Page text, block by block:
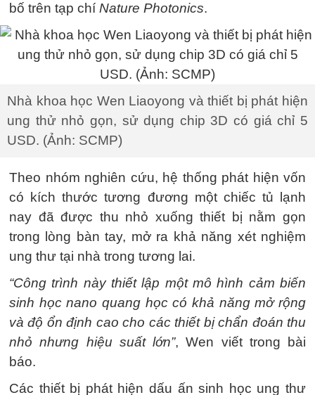
bố trên tạp chí Nature Photonics.
Nhà khoa học Wen Liaoyong và thiết bị phát hiện
ung thử nhỏ gọn, sử dụng chip 3D có giá chỉ 5
USD. (Ảnh: SCMP)
Theo nhóm nghiên cứu, hệ thống phát hiện vốn
có kích thước tương đương một chiếc tủ lạnh
nay đã được thu nhỏ xuống thiết bị nằm gọn
trong lòng bàn tay, mở ra khả năng xét nghiệm
ung thư tại nhà trong tương lai.
“Công trình này thiết lập một mô hình cảm biến
sinh học nano quang học có khả năng mở rộng
và độ ổn định cao cho các thiết bị chẩn đoán thu
nhỏ nhưng hiệu suất lớn”, Wen viết trong bài
báo.
Các thiết bị phát hiện dấu ấn sinh học ung thư